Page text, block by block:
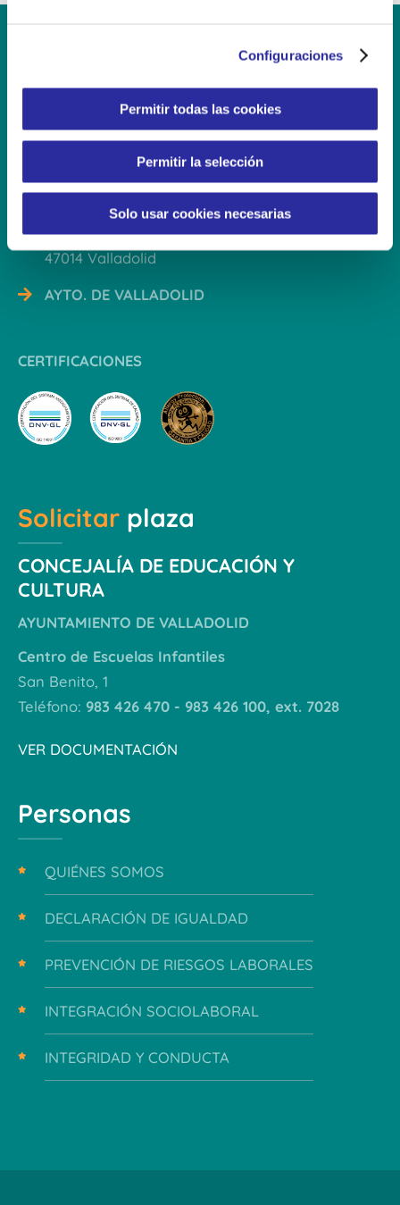
e
Configuraciones
Permitir todas las cookies
Permitir la selección
Solo usar cookies necesarias
Contacto
983 337 828
C/ Remigio Cabello Toral, 2
47014 Valladolid
AYTO. DE VALLADOLID
CERTIFICACIONES
Solicitar plaza
CONCEJALÍA DE EDUCACIÓN Y
CULTURA
AYUNTAMIENTO DE VALLADOLID
Centro de Escuelas Infantiles
San Benito, 1
Teléfono: 983 426 470 - 983 426 100, ext. 7028
VER DOCUMENTACIÓN
Personas
QUIÉNES SOMOS
DECLARACIÓN DE IGUALDAD
PREVENCIÓN DE RIESGOS LABORALES
INTEGRACIÓN SOCIOLABORAL
INTEGRIDAD Y CONDUCTA